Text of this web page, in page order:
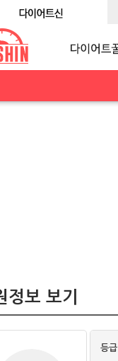
정보 보기
등급